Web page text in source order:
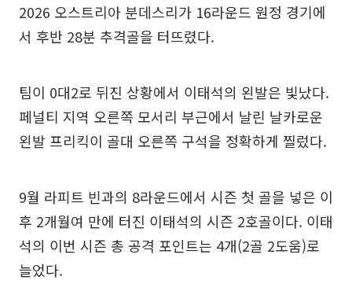
2026 오스트리아 분데스리가 16라운드 원정 경기에
서 후반 28분 추격골을 터뜨렸다.
팀이 0대2로 뒤진 상황에서 이태석의 왼발은 빛났다.
페널티 지역 오른쪽 모서리 부근에서 날린 날카로운
왼발 프리킥이 골대 오른쪽 구석을 정확하게 찔렀다.
9월 라피트 빈과의 8라운드에서 시즌 첫 골을 넣은 이
후 2개월여 만에 터진 이태석의 시즌 2호골이다. 이태
석의 이번 시즌 총 공격 포인트는 4개(2골 2도움)로
늘었다.